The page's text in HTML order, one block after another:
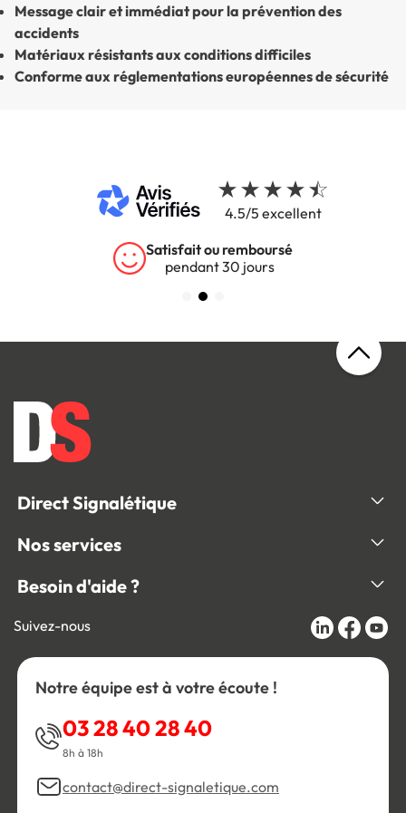
Message clair et immédiat pour la prévention des
accidents
Matériaux résistants aux conditions difficiles
Conforme aux réglementations européennes de sécurité
4.5/5 excellent
Satisfait ou remboursé
pendant 30 jours
Direct Signalétique
Nos services
Besoin d'aide ?
Suivez-nous
Notre équipe est à votre écoute !
03 28 40 28 40
8h à 18h
contact@direct-signaletique.com